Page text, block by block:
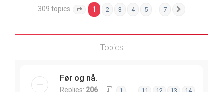
309 topics Page 1 of
1 2 3 4 5 7
Topics
Før og nå.
Replies: 206 1 … 11 12 13 14